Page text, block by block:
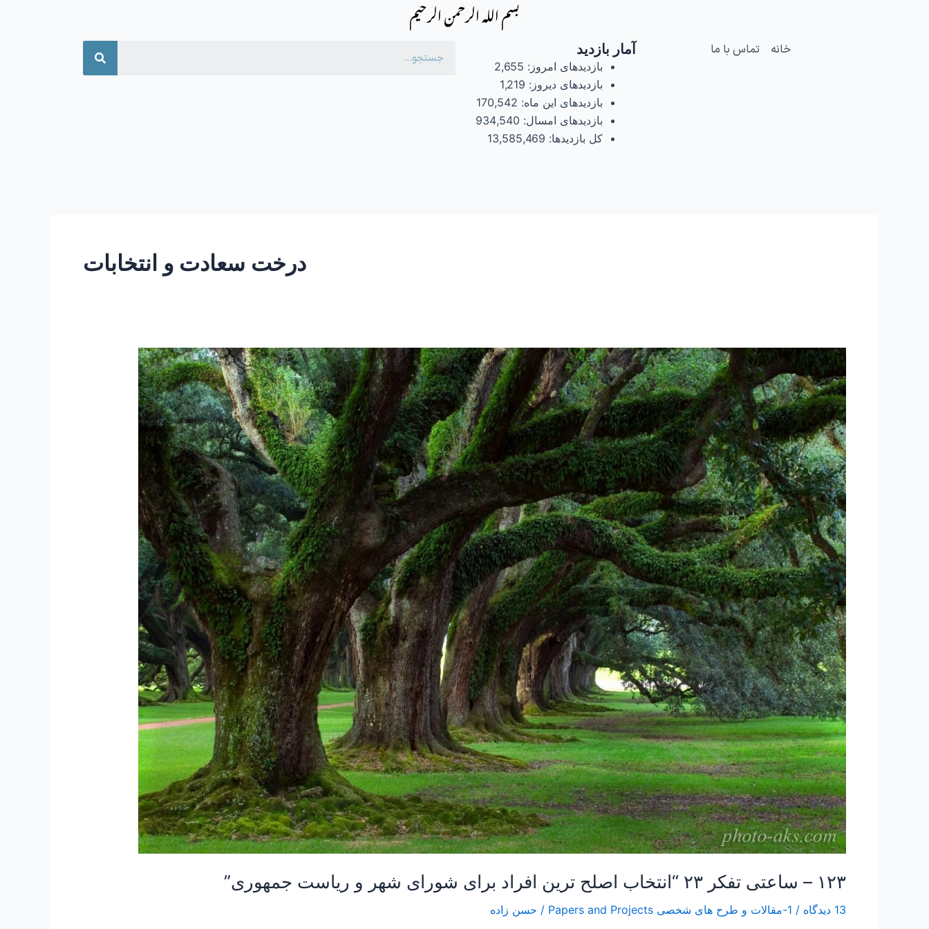
بسم الله الرحمن الرحیم
خانه تماس با ما آمار بازدید
بازدیدهای امروز: 2,655
بازدیدهای دیروز: 1,219
بازدیدهای این ماه: 170,542
بازدیدهای امسال: 934,540
کل بازدیدها: 13,585,469
جستجو
درخت سعادت و انتخابات
۱۲۳ – ساعتی تفکر ۲۳ “انتخاب اصلح ترین افراد برای شورای شهر و ریاست جمهوری”
13 دیدگاه / 1-مقالات و طرح های شخصی Papers and Projects / حسن زاده
۱۲۳
–
ساعتی
تفکر
۲۳
“انتخاب
اصلح
ترین
افراد
برای
شورای
شهر
و
ریاست
جمهوری”